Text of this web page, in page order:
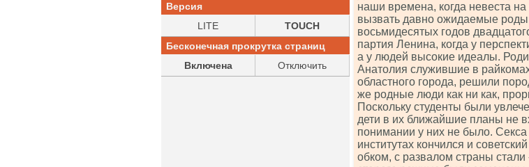
наши времена, когда невеста
вызвать давно ожидаемые
восьмидесятых годов
партия Ленина, когда у
а у людей высокие идеалы.
Анатолия служившие в
областного города, решили
же родные люди как ни как,
Поскольку студенты были
дети в их ближайшие планы не
понимании у них не было.
институтах кончился и
обком, с развалом страны
Версия
LITE
TOUCH
Бесконечная прокрутка страниц
Включена
Отключить